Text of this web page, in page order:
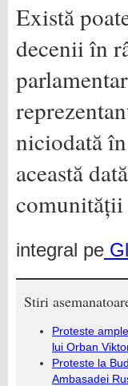
Există
decenii în
niciodată
această
comunității
integral pe
Stiri
Proteste
lui Orban
Proteste la
Ambasadei